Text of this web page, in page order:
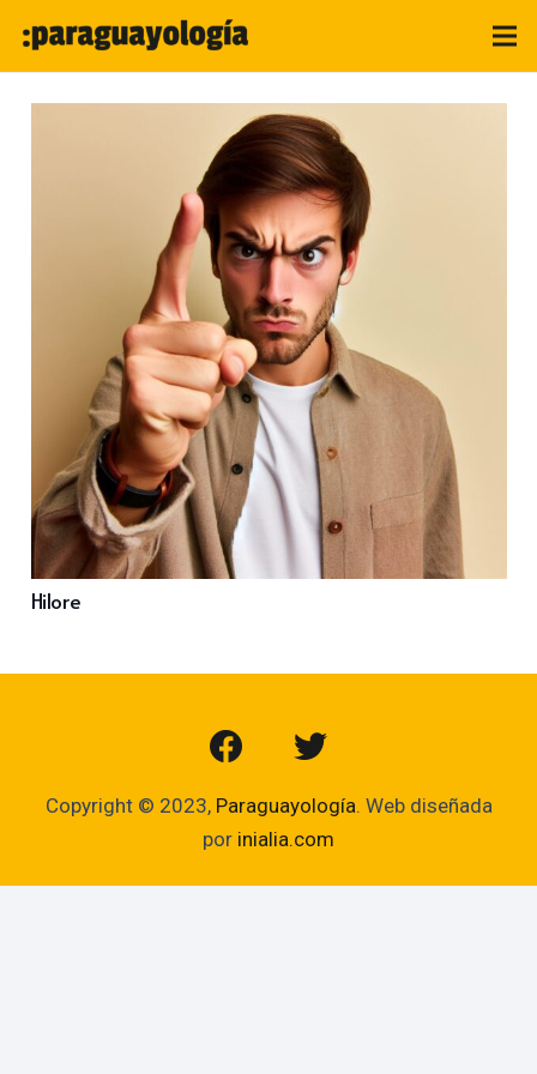
Hilore
Copyright © 2023, Paraguayología. Web diseñada
por inialia.com